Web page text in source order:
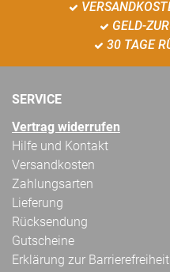
GELD-
30 TAGE
SERVICE
Vertrag widerrufen
Hilfe und Kontakt
Versandkosten
Zahlungsarten
Lieferung
Rücksendung
Gutscheine
Erklärung zur Barrierefreiheit